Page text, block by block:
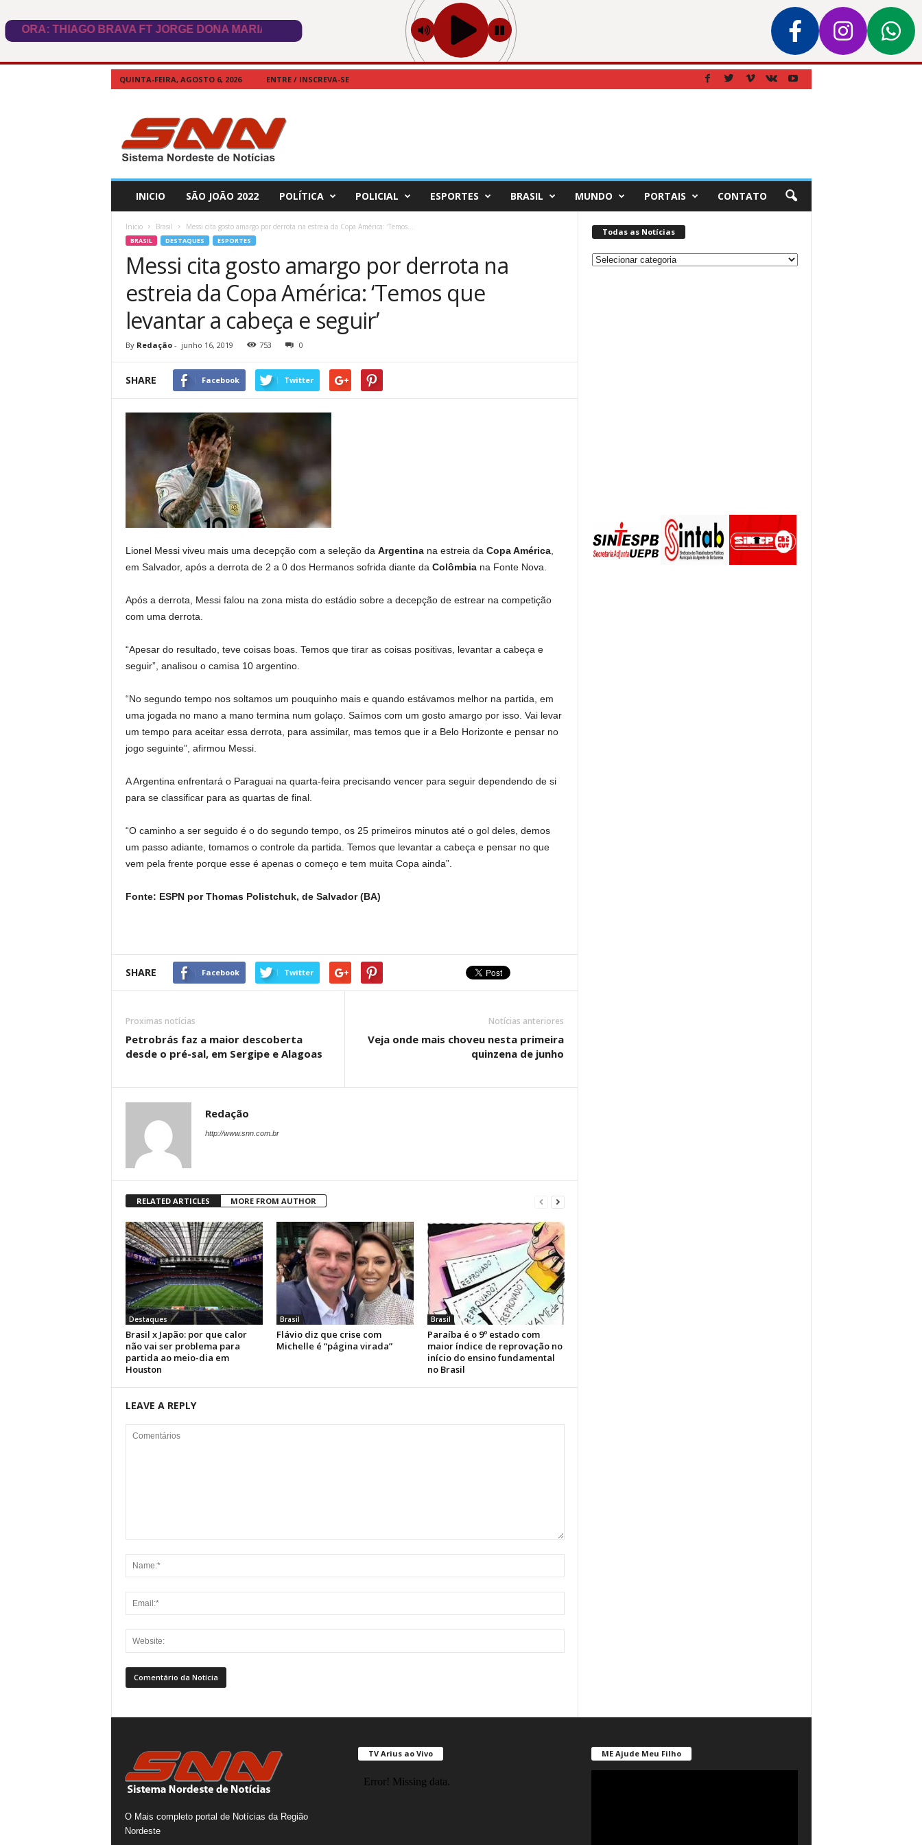
QUINTA-FEIRA, AGOSTO 6, 2026 ENTRE / INSCREVA-SE
INICIO SÃO JOÃO 2022 POLÍTICA POLICIAL ESPORTES BRASIL MUNDO PORTAIS CONTATO
Inicio Brasil Messi cita gosto amargo por derrota na estreia da Copa América: ‘Temos...
BRASIL DESTAQUES ESPORTES
Messi cita gosto amargo por derrota na
estreia da Copa América: ‘Temos que
levantar a cabeça e seguir’
By Redação- junho 16, 2019 753 0
SHARE Facebook Twitter
Lionel Messi viveu mais uma decepção com a seleção da Argentina na estreia da Copa América,
em Salvador, após a derrota de 2 a 0 dos Hermanos sofrida diante da Colômbia na Fonte Nova.
Após a derrota, Messi falou na zona mista do estádio sobre a decepção de estrear na competição
com uma derrota.
“Apesar do resultado, teve coisas boas. Temos que tirar as coisas positivas, levantar a cabeça e
seguir”, analisou o camisa 10 argentino.
“No segundo tempo nos soltamos um pouquinho mais e quando estávamos melhor na partida, em
uma jogada no mano a mano termina num golaço. Saímos com um gosto amargo por isso. Vai levar
um tempo para aceitar essa derrota, para assimilar, mas temos que ir a Belo Horizonte e pensar no
jogo seguinte”, afirmou Messi.
A Argentina enfrentará o Paraguai na quarta-feira precisando vencer para seguir dependendo de si
para se classificar para as quartas de final.
“O caminho a ser seguido é o do segundo tempo, os 25 primeiros minutos até o gol deles, demos
um passo adiante, tomamos o controle da partida. Temos que levantar a cabeça e pensar no que
vem pela frente porque esse é apenas o começo e tem muita Copa ainda”.
Fonte: ESPN por Thomas Polistchuk, de Salvador (BA)
SHARE Facebook Twitter
Proximas notícias
Petrobrás faz a maior descoberta
desde o pré-sal, em Sergipe e Alagoas
Notícias anteriores
Veja onde mais choveu nesta primeira
quinzena de junho
Redação
http://www.snn.com.br
RELATED ARTICLES MORE FROM AUTHOR
Destaques
Brasil x Japão: por que calor
não vai ser problema para
partida ao meio-dia em
Houston
Brasil
Flávio diz que crise com
Michelle é “página virada”
Brasil
Paraíba é o 9º estado com
maior índice de reprovação no
início do ensino fundamental
no Brasil
LEAVE A REPLY
Todas as Notícias
Todas
O Mais completo portal de Notícias da Região
Nordeste
TV Arius ao Vivo ME Ajude Meu Filho